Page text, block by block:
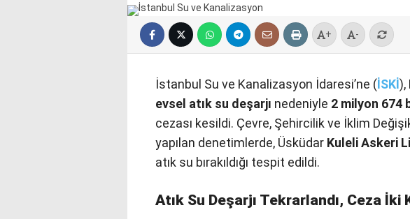
+ -
İstanbul Su ve Kanalizasyon İdaresi’ne (İSKİ),
evsel atık su deşarjı nedeniyle 2 milyon 674
cezası kesildi. Çevre, Şehircilik ve İklim
yapılan denetimlerde, Üsküdar Kuleli Askeri
atık su bırakıldığı tespit edildi.
Atık Su Deşarjı Tekrarlandı, Ceza İki